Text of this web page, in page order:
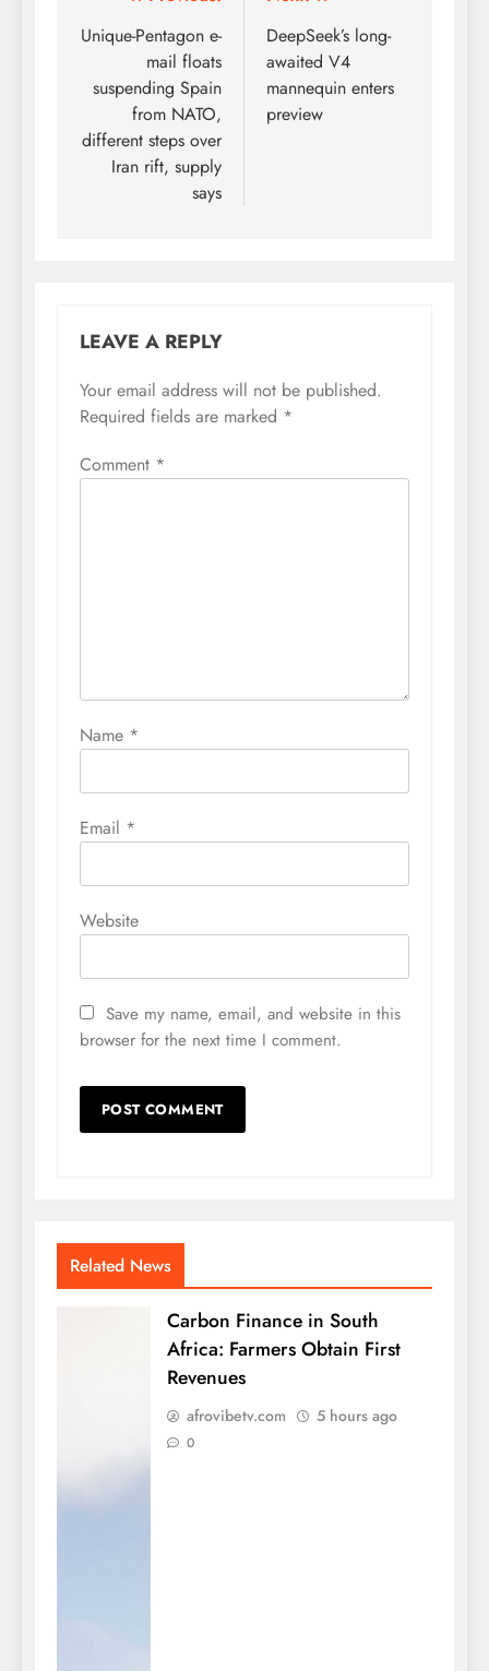
navigation
Unique-Pentagon e-
mail floats
suspending Spain
from NATO,
different steps over
Iran rift, supply
says
DeepSeek’s long-
awaited V4
mannequin enters
preview
LEAVE A REPLY
Your email address will not be published.
Required fields are marked *
Comment *
Name *
Email *
Website
Save my name, email, and website in this
browser for the next time I comment.
Related News
Carbon Finance in South
Africa: Farmers Obtain First
Revenues
afrovibetv.com 5 hours ago
0